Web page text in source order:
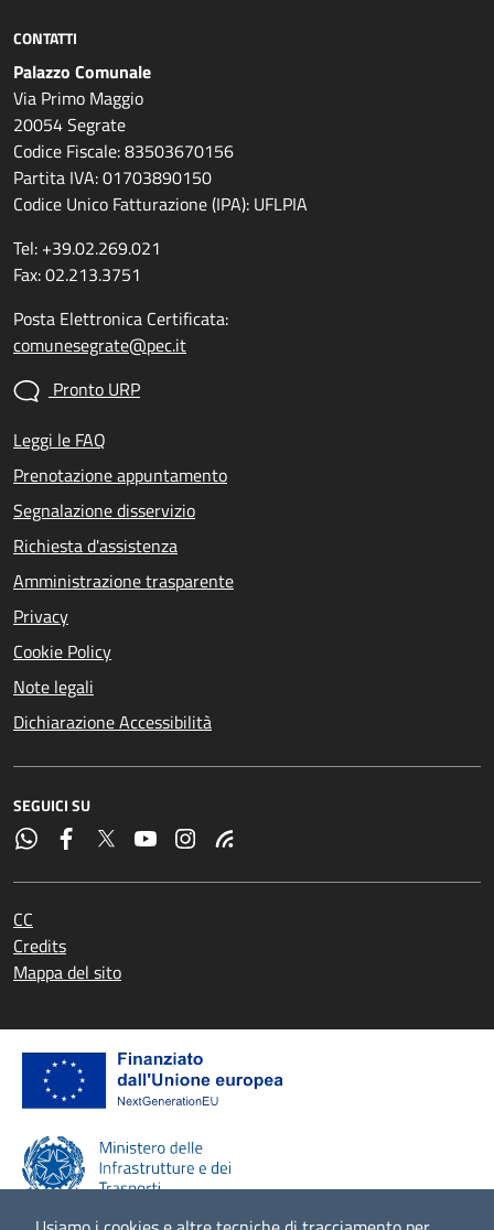
CONTATTI
Palazzo Comunale
Via Primo Maggio
20054 Segrate
Codice Fiscale: 83503670156
Partita IVA: 01703890150
Codice Unico Fatturazione (IPA): UFLPIA
Tel: +39.02.269.021
Fax: 02.213.3751
Posta Elettronica Certificata:
comunesegrate@pec.it
Pronto URP
Leggi le FAQ
Prenotazione appuntamento
Segnalazione disservizio
Richiesta d'assistenza
Amministrazione trasparente
Privacy
Cookie Policy
Note legali
Dichiarazione Accessibilità
SEGUICI SU
CC
Credits
Mappa del sito